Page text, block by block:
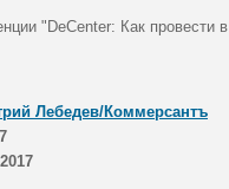
"DeCenter: Как провести в
Лебедев/Коммерсантъ